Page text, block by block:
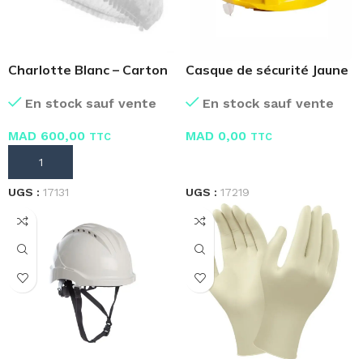
Charlotte Blanc – Carton
En stock sauf vente
MAD 600,00 TTC
AJOUTER AU PANIER
UGS : 17131
Casque de sécurité Jaune
En stock sauf vente
MAD 0,00 TTC
UGS : 17219